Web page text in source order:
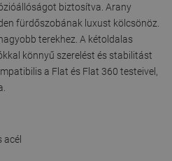
biztosítva. Arany
fürdőszobának luxust kölcsönöz.
terekhez. A kétoldalas
könnyű szerelést és stabilitást
a Flat és Flat 360 testeivel,
acél